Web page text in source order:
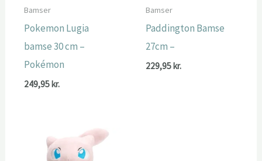
Bamser
Pokemon Lugia
bamse 30 cm –
Pokémon
249,95 kr.
Bamser
Paddington Bamse
27cm –
229,95 kr.